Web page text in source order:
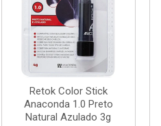
Retok Color Stick
Anaconda 1.0 Preto
Natural Azulado 3g